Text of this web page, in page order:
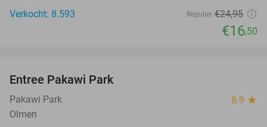
Verkocht: 8.593
Regulier €24,95
€16,50
Entree Pakawi Park
Pakawi Park 8.9 star
Olmen